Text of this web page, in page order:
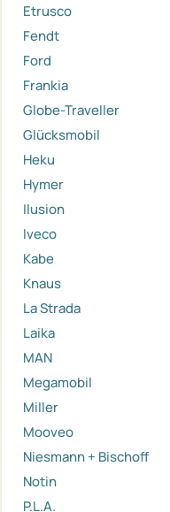
Etrusco
Fendt
Ford
Frankia
Globe-Traveller
Glücksmobil
Heku
Hymer
Ilusion
Iveco
Kabe
Knaus
La Strada
Laika
MAN
Megamobil
Miller
Mooveo
Niesmann + Bischoff
Notin
P.L.A.